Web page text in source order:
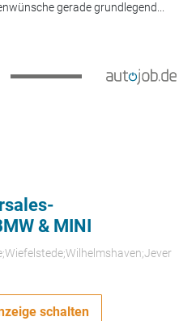
gerade grundlegend...
& MINI
schalten